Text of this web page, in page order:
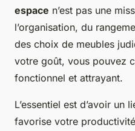
espace n’est pas une
l’organisation, du
des choix de meubles
votre goût, vous pouvez
fonctionnel et attrayant.
L’essentiel est d’avoir un
favorise votre